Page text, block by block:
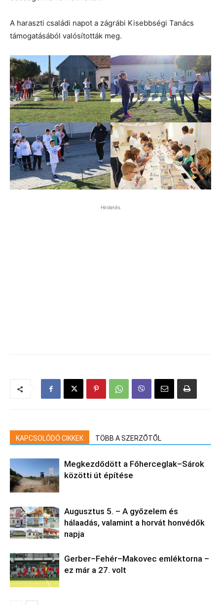
A haraszti családi napot a zágrábi Kisebbségi Tanács
támogatásából valósították meg.
Hirdetés
KAPCSOLÓDÓ CIKKEK TÖBB A SZERZŐTŐL
Megkezdődött a Főherceglak–Sárok
közötti út építése
Augusztus 5. – A győzelem és
hálaadás, valamint a horvát honvédők
napja
Gerber–Fehér–Makovec emléktorna –
ez már a 27. volt